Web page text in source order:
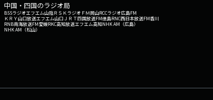
中国・四国のラジオ局
BSSラジオエフエム山陰ＲＳＫラジオ ＦＭ岡山RCCラジオ広島FM
ＫＲＹ山口放送エフエム山口 ＪＲＴ四国放送FM徳島RNC西日本放送FM香川
RNB南海放送FM愛媛RKC高知放送エフエム高知NHK AM（広島）
NHK AM（松山）